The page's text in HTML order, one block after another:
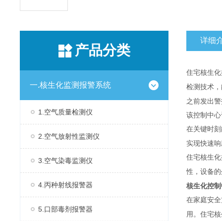
产品分类
一.核生化监测报警系统
1.空气质量检测仪
2.空气放射性监测仪
3.空气染毒监测仪
4.丙种射线报警器
5.口部毒剂报警器
详细
住宅核生
检测技术
之前发出
该控制中
在关键时
实现快速
住宅核生
性，设备
核生化控
在家庭安
用。住宅